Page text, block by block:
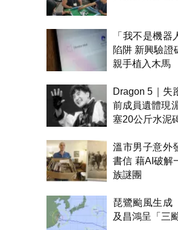
「我不是機器
陷阱 新興驗證
親手植入木馬
Dragon 5｜失
前成員遺體現
塞20公斤水泥
溫市男子意外
書信 藉AI破解
族謎團
琵鷺颱風生
及昌鴻呈「三